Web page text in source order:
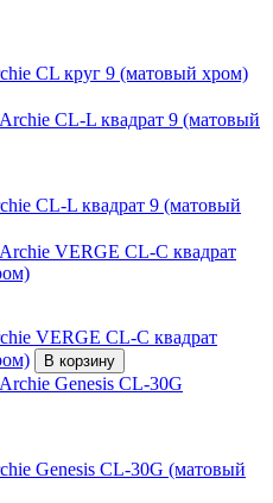
CL круг 9 (матовый хром)
CL-L квадрат 9 (матовый
VERGE CL-C квадрат
В корзину
Genesis CL-30G (матовый